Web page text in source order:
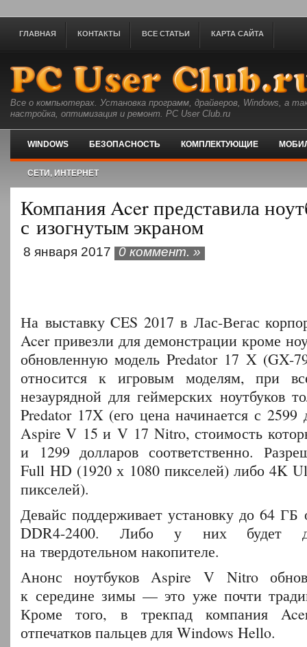
ГЛАВНАЯ КОНТАКТЫ ВСЕ СТАТЬИ КАРТА САЙТА
Все о компьютерах. Установка программ, драйверов, Windows, а
настройка, оптимизация и ремонт. PC User Club.ru
WINDOWS БЕЗОПАСНОСТЬ КОМПЛЕКТУЮЩИЕ
СЕТИ, ИНТЕРНЕТ
Компания Acer представила
с изогнутым экраном
8 января 2017 0 коммент. »
На выставку CES 2017 в Лас-Вегас
Acer привезли для демонстрации кроме
обновленную модель Predator 17 X (GX-
относится к игровым моделям, при
незаурядной для геймерских ноутбуков
Predator 17X (его цена начинается с 2599
Aspire V 15 и V 17 Nitro, стоимость
и 1299 долларов соответственно.
Full HD (1920 х 1080 пикселей) либо 4K
пикселей).
Девайс поддерживает установку до 64 ГБ
DDR4-2400. Либо у них будет
на твердотельном накопителе.
Анонс ноутбуков Aspire V Nitro
к середине зимы — это уже почти
Кроме того, в трекпад компания
отпечатков пальцев для Windows Hello.